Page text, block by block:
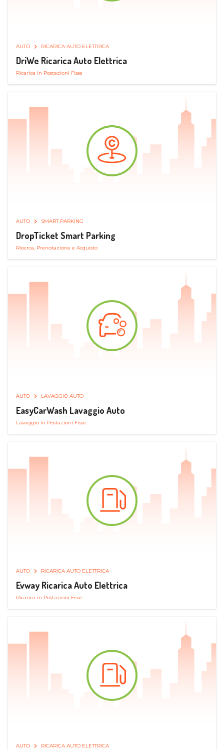
AUTO RICARICA AUTO ELETTRICA
DriWe Ricarica Auto Elettrica
Ricarica in Postazioni Fisse
AUTO SMART PARKING
DropTicket Smart Parking
Ricerca, Prenotazione e Acquisto
AUTO LAVAGGIO AUTO
EasyCarWash Lavaggio Auto
Lavaggio in Postazioni Fisse
AUTO RICARICA AUTO ELETTRICA
Evway Ricarica Auto Elettrica
Ricarica in Postazioni Fisse
AUTO RICARICA AUTO ELETTRICA